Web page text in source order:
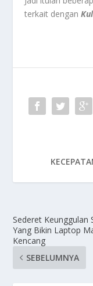
terkait dengan
Sederet Keunggulan
Yang Bikin Laptop
Kencang
SEBELUMNYA